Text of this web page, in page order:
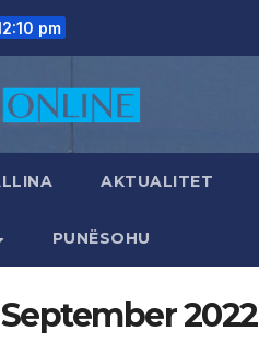
pm
AKTUALITET
PUNËSOHU
September 2022